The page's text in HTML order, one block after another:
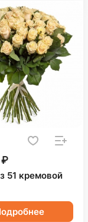
₽
51 кремовой